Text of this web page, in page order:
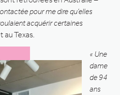
pour me dire qu’elles
acquérir certaines
Texas.
« Une
dame
de 94
ans